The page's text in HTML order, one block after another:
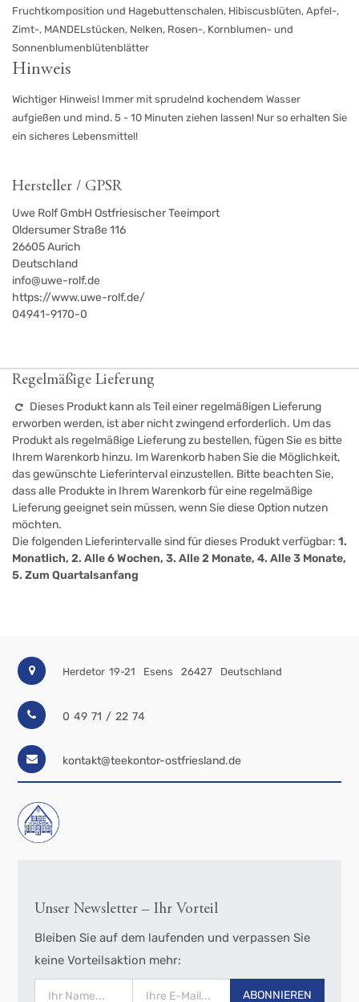
Fruchtkomposition und Hagebuttenschalen, Hibiscusblüten, Apfel-,
Zimt-, MANDELstücken, Nelken, Rosen-, Kornblumen- und
Sonnenblumenblütenblätter
Hinweis
Wichtiger Hinweis! Immer mit sprudelnd kochendem Wasser
aufgießen und mind. 5 - 10 Minuten ziehen lassen! Nur so erhalten Sie
ein sicheres Lebensmittel!
Hersteller / GPSR
Uwe Rolf GmbH Ostfriesischer Teeimport
Oldersumer Straße 116
26605Aurich
Deutschland
info@uwe-rolf.de
https://www.uwe-rolf.de/
04941-9170-0
Regelmäßige Lieferung
Dieses Produkt kann als Teil einer regelmäßigen Lieferung
erworben werden, ist aber nicht zwingend erforderlich. Um das
Produkt als regelmäßige Lieferung zu bestellen, fügen Sie es bitte
Ihrem Warenkorb hinzu. Im Warenkorb haben Sie die Möglichkeit,
das gewünschte Lieferinterval einzustellen. Bitte beachten Sie,
dass alle Produkte in Ihrem Warenkorb für eine regelmäßige
Lieferung geeignet sein müssen, wenn Sie diese Option nutzen
möchten.
Die folgenden Lieferintervalle sind für dieses Produkt verfügbar: 1.
Monatlich, 2. Alle 6 Wochen, 3. Alle 2 Monate, 4. Alle 3 Monate,
5. Zum Quartalsanfang
Herdetor 19-21 Esens 26427 Deutschland
0 49 71 / 22 74
kontakt@teekontor-ostfriesland.de
Unser Newsletter – Ihr Vorteil
Bleiben Sie auf dem laufenden und verpassen Sie
keine Vorteilsaktion mehr:
ABONNIEREN